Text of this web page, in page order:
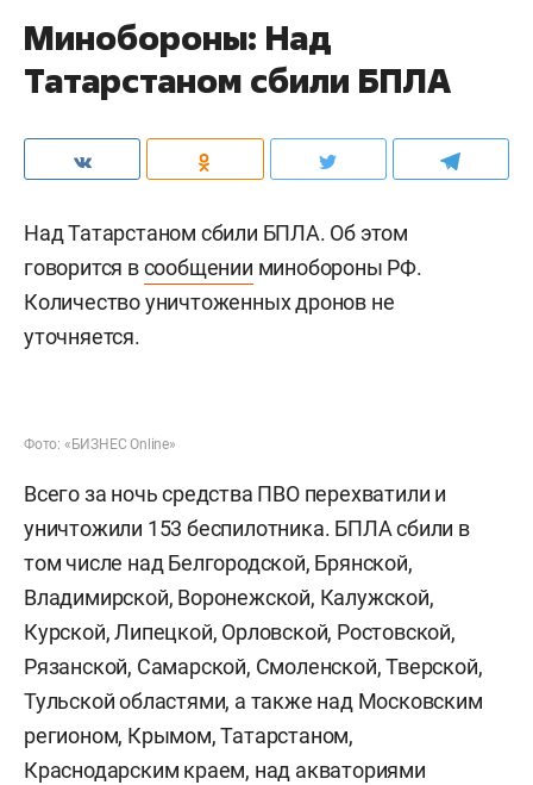
Минобороны: Над
Татарстаном сбили БПЛА
Над Татарстаном сбили БПЛА. Об этом
говорится всообщении минобороны РФ.
Количество уничтоженных дронов не
уточняется.
Фото: «БИЗНЕС Online»
Всего за ночь средства ПВО перехватили и
уничтожили 153 беспилотника. БПЛА сбили в
том числе над Белгородской, Брянской,
Владимирской, Воронежской, Калужской,
Курской, Липецкой, Орловской, Ростовской,
Рязанской, Самарской, Смоленской, Тверской,
Тульской областями, а также над Московским
регионом, Крымом, Татарстаном,
Краснодарским краем, над акваториями